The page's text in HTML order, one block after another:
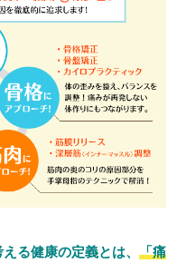
る健康の定義とは、 「痛